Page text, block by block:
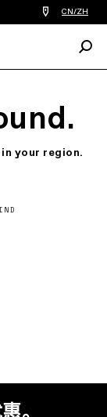
查
找
的
车
店
CN/ZH
your region.